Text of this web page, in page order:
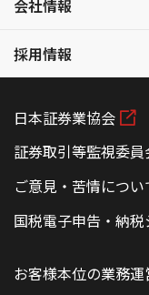
会社情報
採用情報
日本証券業協会
証券取引等監視委
ご意見・苦情につい
国税電子申告・納
お客様本位の業務